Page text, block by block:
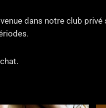
dans notre club privé